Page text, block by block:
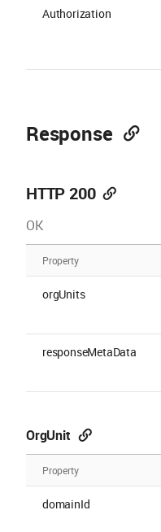
Authorization
Response
HTTP 200
OK
Property
orgUnits
responseMetaData
OrgUnit
Property
domainId